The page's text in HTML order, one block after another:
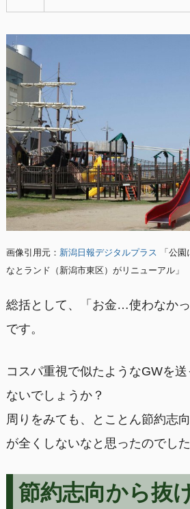
画像引用元： 新潟日報デジタルプラス 「公
なとランド（新潟市東区）がリニューアル」
総括として、「お金…使わなか
です。
コスパ重視で似たようなGWを
ないでしょうか？
周りをみても、とことん節約志
が全くしないなと思ったのでした
節約志向から抜